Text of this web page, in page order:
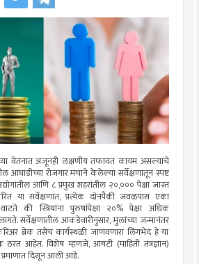
वेतनात अजूनही लक्षणीय तफावत कायम असल्याचे
आघाडीच्या रोजगार मंचाने केलेल्या सर्वेक्षणातून स्पष्ट
आणि ८ प्रमुख शहरांतील २०,००० पेक्षा जास्त
या सर्वेक्षणात, प्रत्येक दोनपैकी जवळपास एका
की स्त्रियांना पुरुषांपेक्षा २०% पेक्षा अधिक
सर्वेक्षणातील आकडेवारीनुसार, मुलांच्या जन्मानंतर
करिअर ब्रेक तसेच कार्यस्थळी जाणवणारा लिंगभेद हे या
आहेत. विशेष म्हणजे, आयटी (माहिती तंत्रज्ञान)
प्रमाणात दिसून आली आहे.